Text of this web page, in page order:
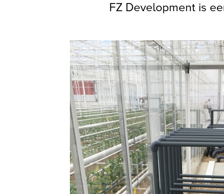
FZ Development is